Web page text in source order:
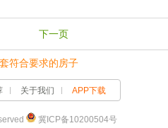
下一页
符合要求的房子
关于我们 APP下载
冀ICP备10200504号